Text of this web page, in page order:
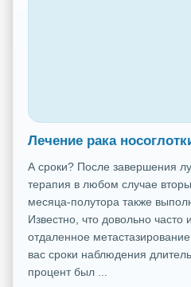
Лечение рака
А сроки? После завершения
терапия в любом случае
месяца-полутора также
Известно, что довольно часто
отдаленное
вас сроки наблюдения
процент был ...